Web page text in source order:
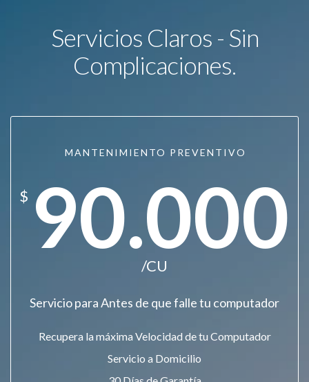
Servicios Claros - Sin
Complicaciones.
MANTENIMIENTO PREVENTIVO
$ 90.000
/CU
Servicio para Antes de que falle tu computador
Recupera la máxima Velocidad de tu Computador
Servicio a Domicilio